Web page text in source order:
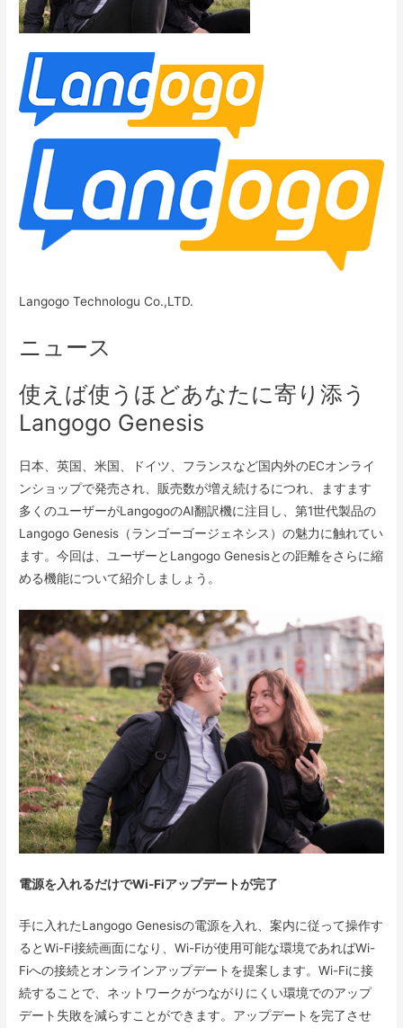
Langogo Technologu Co.,LTD.
ニュース
使えば使うほどあなたに寄り添う
Langogo Genesis
日本、英国、米国、ドイツ、フランスなど国内外のECオンライ
ンショップで発売され、販売数が増え続けるにつれ、ますます
多くのユーザーがLangogoのAI翻訳機に注目し、第1世代製品の
Langogo Genesis（ランゴーゴージェネシス）の魅力に触れてい
ます。今回は、ユーザーとLangogo Genesisとの距離をさらに縮
める機能について紹介しましょう。
電源を入れるだけでWi-Fiアップデートが完了
手に入れたLangogo Genesisの電源を入れ、案内に従って操作す
るとWi-Fi接続画面になり、Wi-Fiが使用可能な環境であればWi-
Fiへの接続とオンラインアップデートを提案します。Wi-Fiに接
続することで、ネットワークがつながりにくい環境でのアップ
デート失敗を減らすことができます。アップデートを完了させ